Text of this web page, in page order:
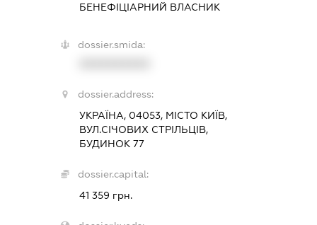
БЕНЕФІЦІАРНИЙ ВЛАСНИК
dossier.smida:
dossier.address:
УКРАЇНА, 04053, МІСТО КИЇВ,
ВУЛ.СІЧОВИХ СТРІЛЬЦІВ,
БУДИНОК 77
dossier.capital:
41 359 грн.